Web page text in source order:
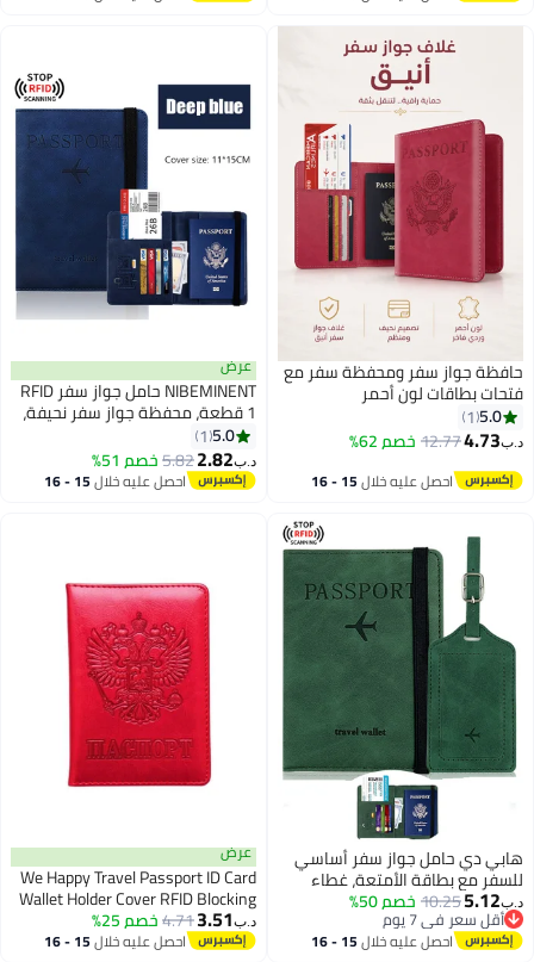
10
حافظة جواز سفر ومحفظة سفر مع
فتحات بطاقات لون أحمر
5.0
1
د.ب‏4.73
12.77خصم 62%
احصل عليه خلال 15 - 16
اغسطس
6
عرض
NIBEMINENT حامل جواز سفر RFID
1 قطعة، محفظة جواز سفر نحيفة،
سطح جلدي، محفظة متعددة
الوظائف، حامل جواز سفر للسفر،
حامل بطاقات لطيف
5.0
1
د.ب‏2.82
5.82خصم 51%
احصل عليه خلال 15 - 16
اغسطس
هابي دي حامل جواز سفر أساسي
للسفر مع بطاقة الأمتعة، غطاء
محفظة جواز السفر، ملحق سفر
أساسي، حامل جواز سفر للجنسين،
أخضر
د.ب‏5.12
10.25خصم 50%
أقل سعر في 7 يوم
أقل سعر في 7 يوماحصل عليه خلال 15 - 16
عرض
We Happy Travel Passport ID Card
Wallet Holder Cover RFID Blocking
Leather Purse Case Russia
د.ب‏3.51
4.71خصم 25%
احصل عليه خلال 15 - 16